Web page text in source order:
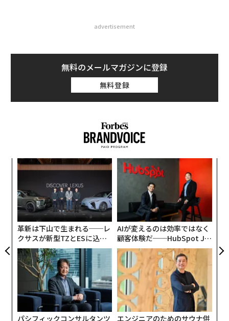
advertisement
無料のメールマガジンに登録
無料登録
革新は下山で生まれる──レ
クサスが新型TZとESに込め
た「DISCOVER」の哲学
AIが変えるのは効率ではなく
顧客体験だ──HubSpot Ja
panが語る「Grow Better」
な組織のつくり方
パシフィックコンサルタンツ
エンジニアのためのサウナ併